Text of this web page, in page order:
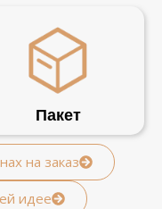
Пакет
на заказ
идее